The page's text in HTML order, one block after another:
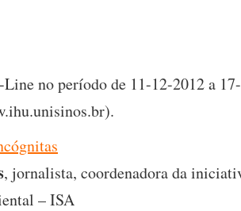
no período de 11-12-2012 a
, jornalista, coordenadora da
– ISA